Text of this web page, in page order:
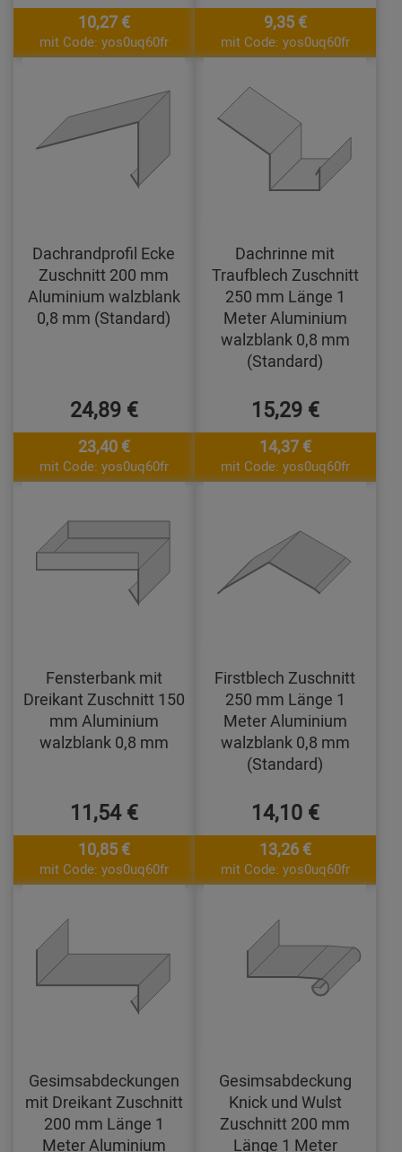
10,27 €
mit Code: yos0uq60fr
9,35 €
mit Code: yos0uq60fr
Dachrandprofil Ecke
Zuschnitt 200 mm
Aluminium walzblank
0,8 mm (Standard)
24,89 €
23,40 €
mit Code: yos0uq60fr
Dachrinne mit
Traufblech Zuschnitt
250 mm Länge 1
Meter Aluminium
walzblank 0,8 mm
(Standard)
15,29 €
14,37 €
mit Code: yos0uq60fr
Fensterbank mit
Dreikant Zuschnitt 150
mm Aluminium
walzblank 0,8 mm
11,54 €
10,85 €
mit Code: yos0uq60fr
Firstblech Zuschnitt
250 mm Länge 1
Meter Aluminium
walzblank 0,8 mm
(Standard)
14,10 €
13,26 €
mit Code: yos0uq60fr
Gesimsabdeckungen
mit Dreikant Zuschnitt
200 mm Länge 1
Meter Aluminium
Gesimsabdeckung
Knick und Wulst
Zuschnitt 200 mm
Länge 1 Meter